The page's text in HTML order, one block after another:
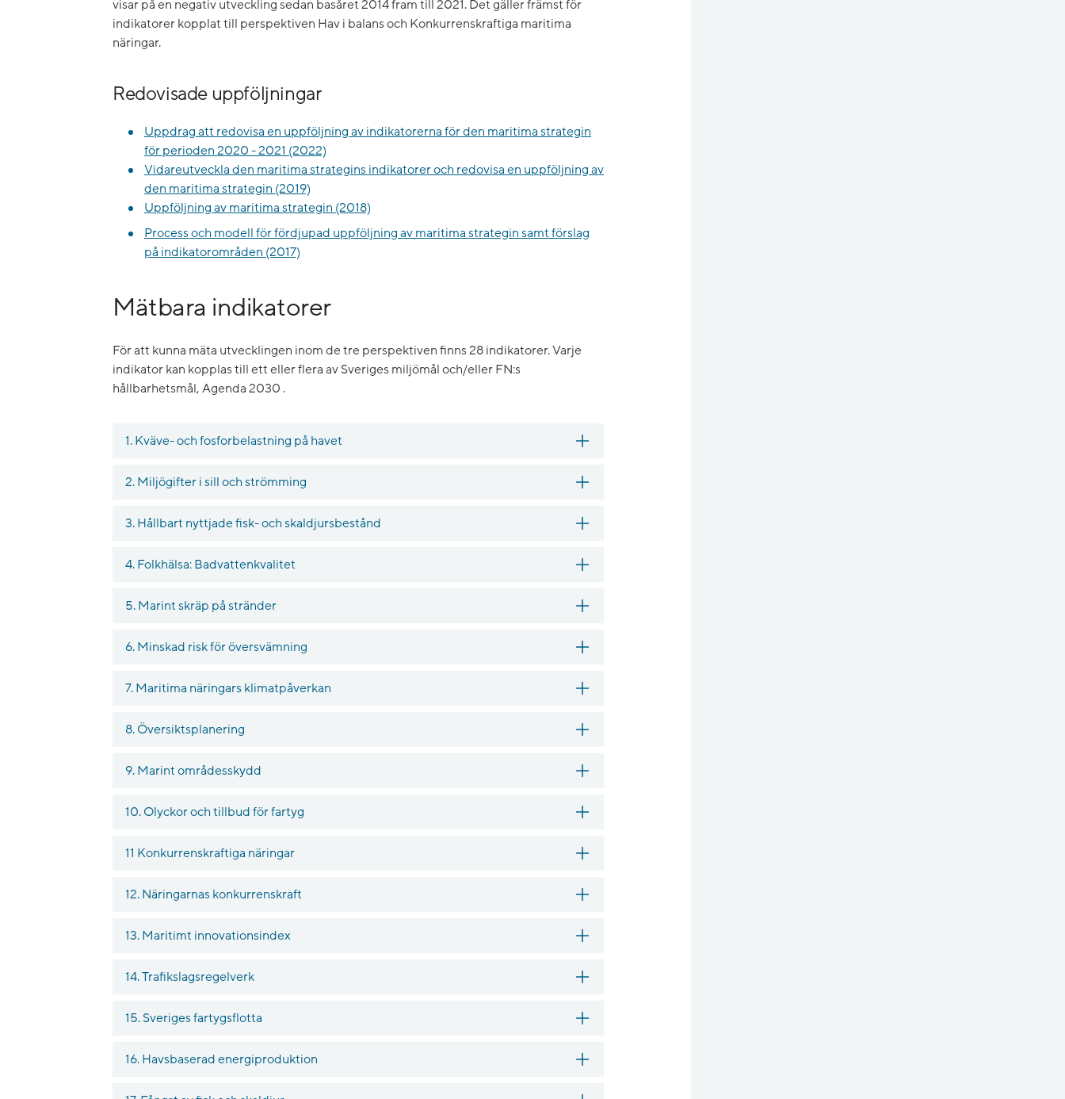
visar på en negativ utveckling sedan basåret 2014 fram till 2021. Det gäller främst för
indikatorer kopplat till perspektiven Hav i balans och Konkurrenskraftiga maritima
näringar.
Redovisade uppföljningar
Uppdrag att redovisa en uppföljning av indikatorerna för den maritima strategin
för perioden 2020 - 2021 (2022)
Vidareutveckla den maritima strategins indikatorer och redovisa en uppföljning av
den maritima strategin (2019)
Uppföljning av maritima strategin (2018)
Process och modell för fördjupad uppföljning av maritima strategin samt förslag
på indikatorområden (2017)
Mätbara indikatorer
För att kunna mäta utvecklingen inom de tre perspektiven finns 28 indikatorer. Varje
indikator kan kopplas till ett eller flera av Sveriges miljömål och/eller FN:s
hållbarhetsmål, Agenda 2030 .
1. Kväve- och fosforbelastning på havet
2. Miljögifter i sill och strömming
3. Hållbart nyttjade fisk- och skaldjursbestånd
4. Folkhälsa: Badvattenkvalitet
5. Marint skräp på stränder
6. Minskad risk för översvämning
7. Maritima näringars klimatpåverkan
8. Översiktsplanering
9. Marint områdesskydd
10. Olyckor och tillbud för fartyg
11 Konkurrenskraftiga näringar
12. Näringarnas konkurrenskraft
13. Maritimt innovationsindex
14. Trafikslagsregelverk
15. Sveriges fartygsflotta
16. Havsbaserad energiproduktion